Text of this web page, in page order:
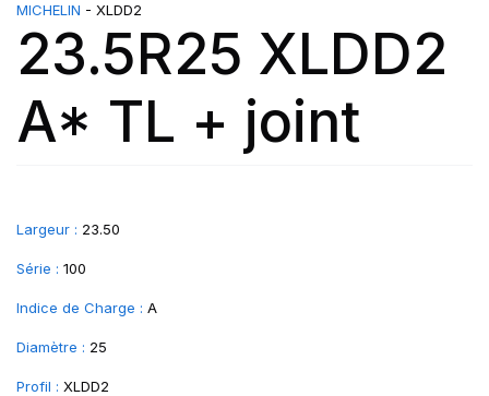
MICHELIN - XLDD2
23.5R25 XLDD2
A* TL + joint
Largeur : 23.50
Série : 100
Indice de Charge : A
Diamètre : 25
Profil : XLDD2